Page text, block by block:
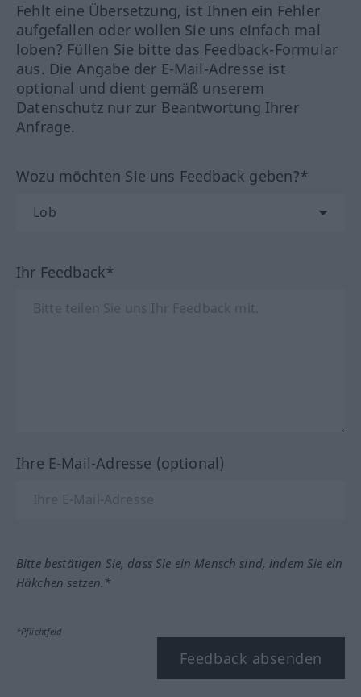
Fehlt eine Übersetzung, ist Ihnen ein Fehler
aufgefallen oder wollen Sie uns einfach mal
loben? Füllen Sie bitte das Feedback-Formular
aus. Die Angabe der E-Mail-Adresse ist
optional und dient gemäß unserem
Datenschutz nur zur Beantwortung Ihrer
Anfrage.
Wozu möchten Sie uns Feedback geben?*
Ihr Feedback*
Ihre E-Mail-Adresse (optional)
Bitte bestätigen Sie, dass Sie ein Mensch sind, indem Sie ein
Häkchen setzen.*
*Pflichtfeld
Feedback absenden